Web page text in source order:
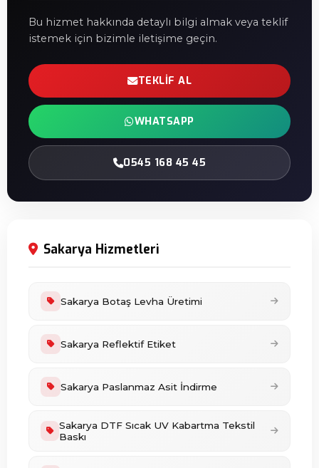
Bu hizmet hakkında detaylı bilgi almak veya teklif
istemek için bizimle iletişime geçin.
TEKLIF AL
WHATSAPP
0545 168 45 45
Sakarya Hizmetleri
Sakarya Botaş Levha Üretimi
Sakarya Reflektif Etiket
Sakarya Paslanmaz Asit İndirme
Sakarya DTF Sıcak UV Kabartma Tekstil
Baskı